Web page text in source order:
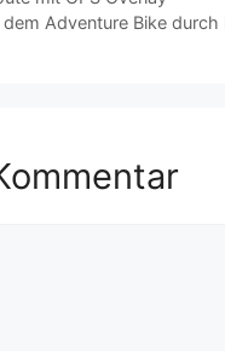
k Adventure Bike durch